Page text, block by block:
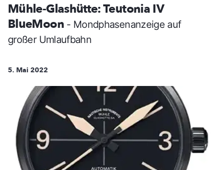
Mühle-Glashütte: Teutonia IV
BlueMoon - Mondphasenanzeige auf
großer Umlaufbahn
5. Mai 2022